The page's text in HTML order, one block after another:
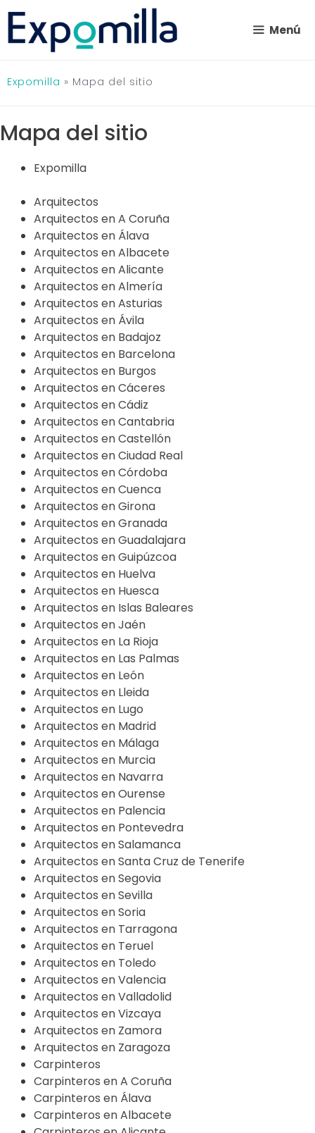
Saltar
contenido
Menú
Expomilla » Mapa del sitio
Mapa del sitio
Expomilla
Arquitectos
Arquitectos en A Coruña
Arquitectos en Álava
Arquitectos en Albacete
Arquitectos en Alicante
Arquitectos en Almería
Arquitectos en Asturias
Arquitectos en Ávila
Arquitectos en Badajoz
Arquitectos en Barcelona
Arquitectos en Burgos
Arquitectos en Cáceres
Arquitectos en Cádiz
Arquitectos en Cantabria
Arquitectos en Castellón
Arquitectos en Ciudad Real
Arquitectos en Córdoba
Arquitectos en Cuenca
Arquitectos en Girona
Arquitectos en Granada
Arquitectos en Guadalajara
Arquitectos en Guipúzcoa
Arquitectos en Huelva
Arquitectos en Huesca
Arquitectos en Islas Baleares
Arquitectos en Jaén
Arquitectos en La Rioja
Arquitectos en Las Palmas
Arquitectos en León
Arquitectos en Lleida
Arquitectos en Lugo
Arquitectos en Madrid
Arquitectos en Málaga
Arquitectos en Murcia
Arquitectos en Navarra
Arquitectos en Ourense
Arquitectos en Palencia
Arquitectos en Pontevedra
Arquitectos en Salamanca
Arquitectos en Santa Cruz de Tenerife
Arquitectos en Segovia
Arquitectos en Sevilla
Arquitectos en Soria
Arquitectos en Tarragona
Arquitectos en Teruel
Arquitectos en Toledo
Arquitectos en Valencia
Arquitectos en Valladolid
Arquitectos en Vizcaya
Arquitectos en Zamora
Arquitectos en Zaragoza
Carpinteros
Carpinteros en A Coruña
Carpinteros en Álava
Carpinteros en Albacete